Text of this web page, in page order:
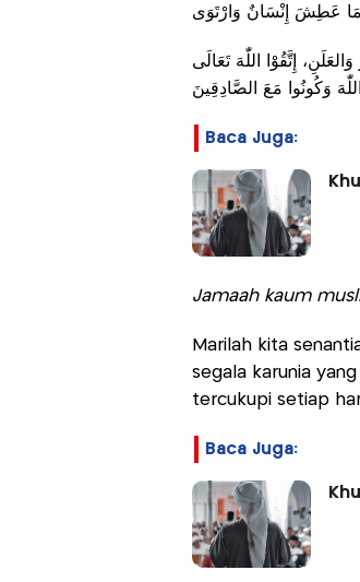
إِتَّقُوْا اللّٰهَ تَعَالَى
Baca Juga:
Jamaah kaum
Marilah kita
segala karunia
tercukupi setiap
Baca Juga: